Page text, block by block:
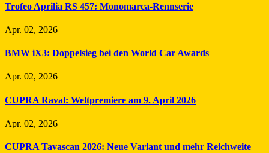
Trofeo Aprilia RS 457: Monomarca-Rennserie
Apr. 02, 2026
BMW iX3: Doppelsieg bei den World Car Awards
Apr. 02, 2026
CUPRA Raval: Weltpremiere am 9. April 2026
Apr. 02, 2026
CUPRA Tavascan 2026: Neue Variant und mehr Reichweite